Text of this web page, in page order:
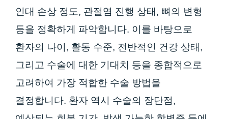
인대 손상 정도, 관절염 진행 상태, 뼈의 변형
등을 정확하게 파악합니다. 이를 바탕으로
환자의 나이, 활동 수준, 전반적인 건강 상태,
그리고 수술에 대한 기대치 등을 종합적으로
고려하여 가장 적합한 수술 방법을
결정합니다. 환자 역시 수술의 장단점,